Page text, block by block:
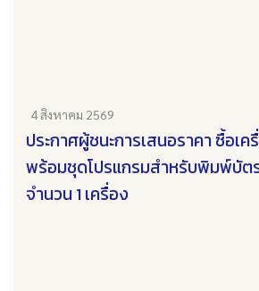
4 สิงหาคม 2569
ประกาศผู้ชนะการเสนอราคา ซื้อเ
พร้อมชุดโปรแกรมสำหรับพิมพ์บัต
จำนวน 1 เครื่อง